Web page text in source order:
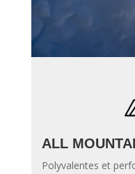
ALL
Polyvalentes et